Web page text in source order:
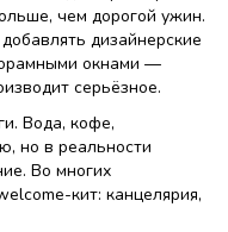
чем дорогой ужин.
дизайнерские
окнами —
серьёзное.
Вода, кофе,
но в реальности
Во многих
кит: канцелярия,